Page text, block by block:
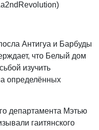
Антигуа и Барбуды
что Белый дом
изучить
определённых
департамента Мэтью
гаитянского